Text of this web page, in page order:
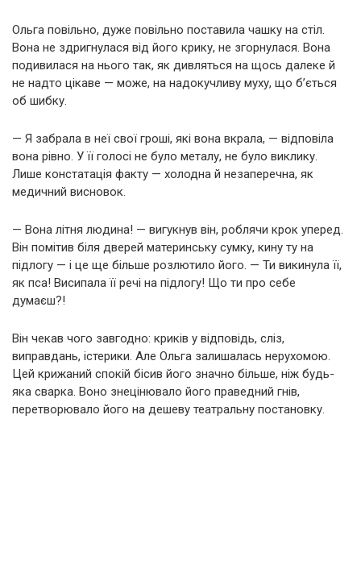
Ольга повільно, дуже повільно поставила чашку на стіл.
Вона не здригнулася від його крику, не згорнулася. Вона
подивилася на нього так, як дивляться на щось далеке й
не надто цікаве — може, на надокучливу муху, що б’ється
об шибку.
— Я забрала в неї свої гроші, які вона вкрала, — відповіла
вона рівно. У її голосі не було металу, не було виклику.
Лише констатація факту — холодна й незаперечна, як
медичний висновок.
— Вона літня людина! — вигукнув він, роблячи крок уперед.
Він помітив біля дверей материнську сумку, кину ту на
підлогу — і це ще більше розлютило його. — Ти викинула її,
як пса! Висипала її речі на підлогу! Що ти про себе
думаєш?!
Він чекав чого завгодно: криків у відповідь, сліз,
виправдань, істерики. Але Ольга залишалась нерухомою.
Цей крижаний спокій бісив його значно більше, ніж будь-
яка сварка. Воно знецінювало його праведний гнів,
перетворювало його на дешеву театральну постановку.